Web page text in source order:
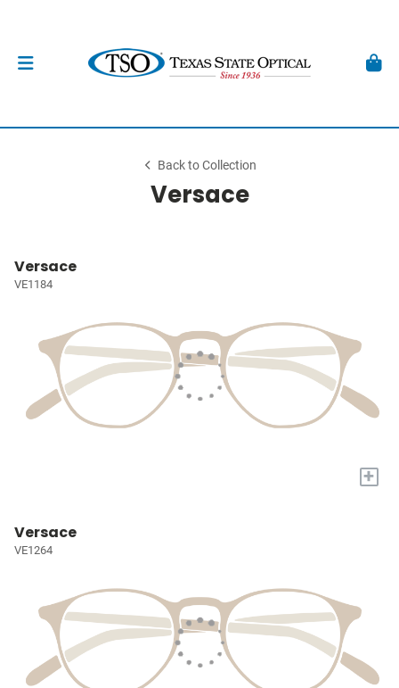
Back to Collection
Versace
Versace
VE1184
+
Versace
VE1264